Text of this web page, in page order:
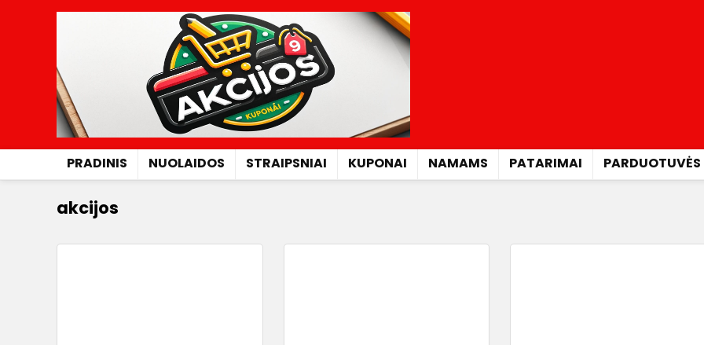
PRADINIS NUOLAIDOS STRAIPSNIAI KUPONAI NAMAMS PATARIMAI PARDUOTUVĖS
akcijos